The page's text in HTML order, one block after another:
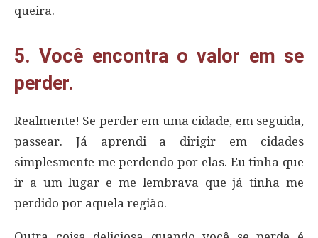
queira.
5. Você encontra o valor em se
perder.
Realmente! Se perder em uma cidade, em seguida,
passear. Já aprendi a dirigir em cidades
simplesmente me perdendo por elas. Eu tinha que
ir a um lugar e me lembrava que já tinha me
perdido por aquela região.